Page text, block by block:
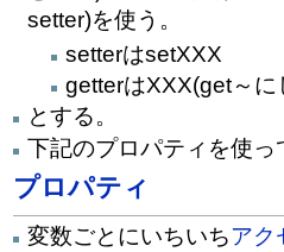
setter)を使う。
setterはsetXXX
getterはXXX(get～に
とする。
下記のプロパティを使
プロパティ
変数ごとにいちいちアク